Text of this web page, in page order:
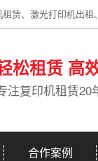
赁、激光打印机出
松租赁 高
注复印机租赁20
合作案例